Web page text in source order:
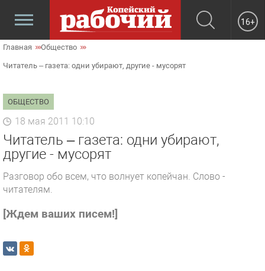
16+
Главная Общество
Читатель – газета: одни убирают, другие - мусорят
ОБЩЕСТВО
18 мая 2011 10:10
Читатель – газета: одни убирают,
другие - мусорят
Разговор обо всем, что волнует копейчан. Слово -
читателям.
[Ждем ваших писем!]